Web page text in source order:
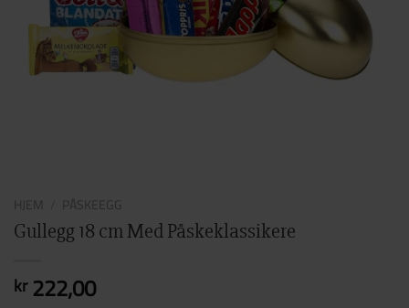
HJEM PÅSKEEGG
Gullegg 18 cm Med Påskeklassikere
kr 222,00